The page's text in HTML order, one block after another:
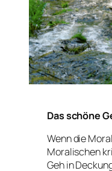
Das schöne
Wenn die
Moralischen
Geh in